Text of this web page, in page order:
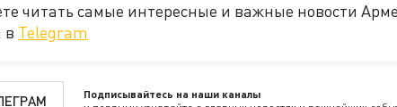
читать самые интересные и важные новости
в Telegram
Подписывайтесь на наши каналы